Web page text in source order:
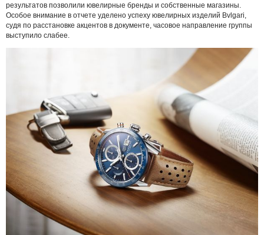
результатов позволили ювелирные бренды и собственные магазины.
Особое внимание в отчете уделено успеху ювелирных изделий Bvlgari,
судя по расстановке акцентов в документе, часовое направление группы
выступило слабее.